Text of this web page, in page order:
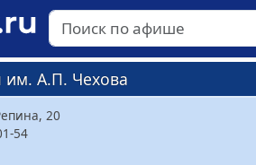
им. А.П. Чехова
20
54